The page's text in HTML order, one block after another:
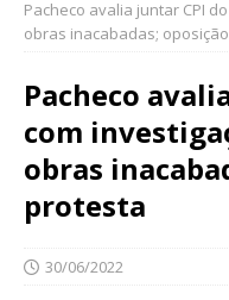
Pacheco avalia juntar CPI
obras inacabadas;
Pacheco
com
obras
protesta
30/06/2022